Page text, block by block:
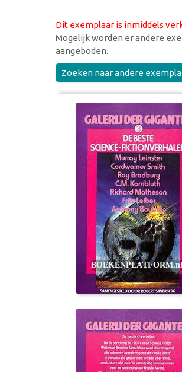
Dit exemplaar is inmiddels
Mogelijk worden er andere
aangeboden.
Zoeken naar andere